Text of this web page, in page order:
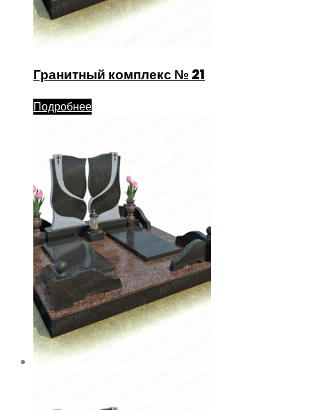
Гранитный комплекс № 21
Подробнее